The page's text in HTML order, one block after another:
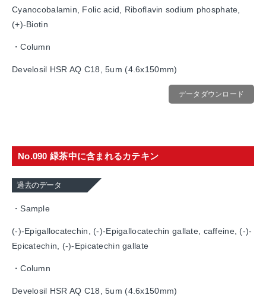
Cyanocobalamin, Folic acid, Riboflavin sodium phosphate,
(+)-Biotin
・Column
Develosil HSR AQ C18, 5um (4.6x150mm)
データダウンロード
No.090 緑茶中に含まれるカテキン
過去のデータ
・Sample
(-)-Epigallocatechin, (-)-Epigallocatechin gallate, caffeine, (-)-
Epicatechin, (-)-Epicatechin gallate
・Column
Develosil HSR AQ C18, 5um (4.6x150mm)